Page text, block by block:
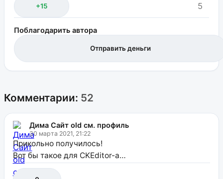
+15 5
Поблагодарить автора
Отправить деньги
Комментарии: 52
Дима Сайт old см. профиль
30 марта 2021, 21:22
Прикольно получилось!
Вот бы такое для CKEditor-а…